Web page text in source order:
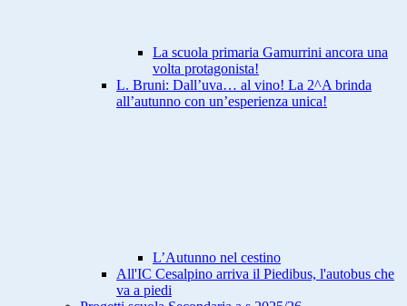
La scuola primaria Gamurrini ancora una
volta protagonista!
L. Bruni: Dall’uva… al vino! La 2^A brinda
all’autunno con un’esperienza unica!
L’Autunno nel cestino
All'IC Cesalpino arriva il Piedibus, l'autobus che
va a piedi